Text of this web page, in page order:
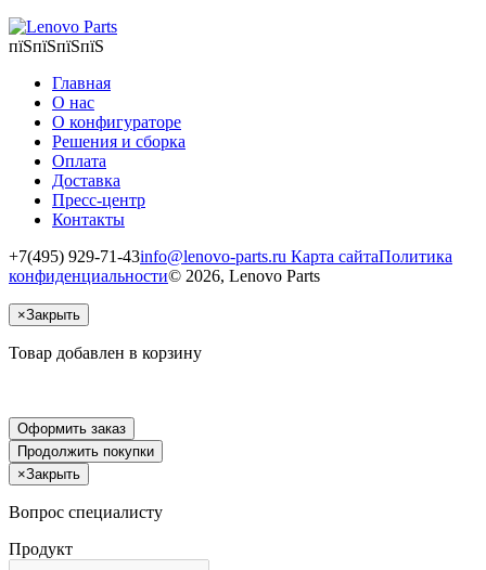
пїЅпїЅпїЅпїЅ
Главная
О нас
О конфигураторе
Решения и сборка
Оплата
Доставка
Пресс-центр
Контакты
+7(495) 929-71-43info@lenovo-parts.ru Карта сайтаПолитика
конфиденциальности© 2026, Lenovo Parts
×Закрыть
Товар добавлен в корзину
Оформить заказ
Продолжить покупки
×Закрыть
Вопрос специалисту
Продукт